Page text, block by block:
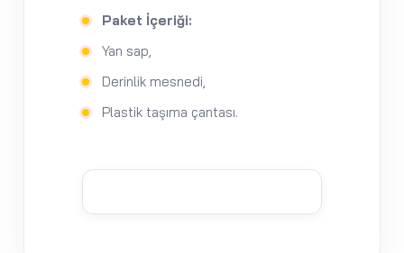
Paket İçeriği:
Yan sap,
Derinlik mesnedi,
Plastik taşıma çantası.